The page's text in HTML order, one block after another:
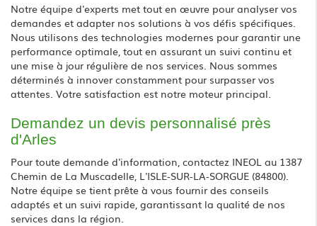
Notre équipe d'experts met tout en œuvre pour analyser vos
demandes et adapter nos solutions à vos défis spécifiques.
Nous utilisons des technologies modernes pour garantir une
performance optimale, tout en assurant un suivi continu et
une mise à jour régulière de nos services. Nous sommes
déterminés à innover constamment pour surpasser vos
attentes. Votre satisfaction est notre moteur principal.
Demandez un devis personnalisé près
d'Arles
Pour toute demande d'information, contactez INEOL au 1387
Chemin de La Muscadelle, L'ISLE-SUR-LA-SORGUE (84800).
Notre équipe se tient prête à vous fournir des conseils
adaptés et un suivi rapide, garantissant la qualité de nos
services dans la région.